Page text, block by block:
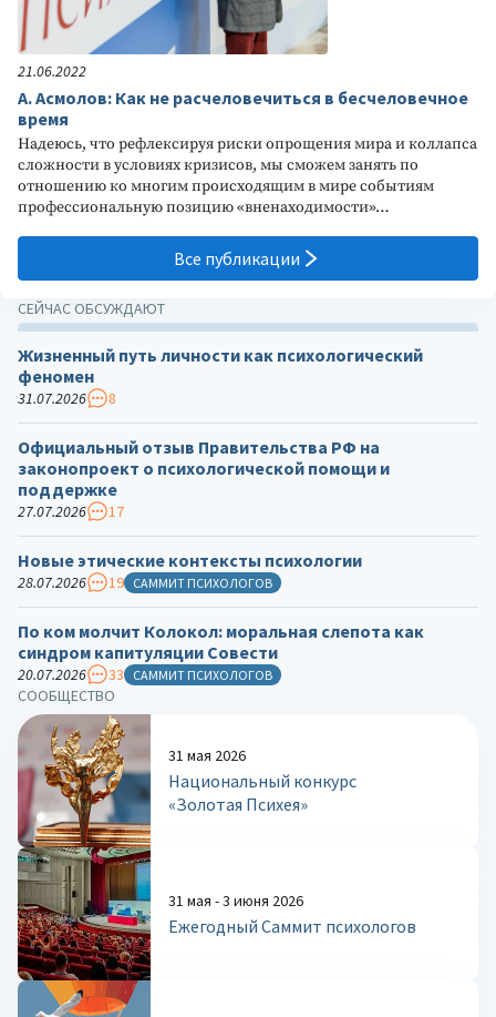
21.06.2022
А. Асмолов: Как не расчеловечиться в бесчеловечное
время
Надеюсь, что рефлексируя риски опрощения мира и коллапса
сложности в условиях кризисов, мы сможем занять по
отношению ко многим происходящим в мире событиям
профессиональную позицию «вненаходимости»…
Все публикации
СООБЩЕСТВО
31 мая 2026
Национальный конкурс
«Золотая Психея»
31 мая - 3 июня 2026
Ежегодный Саммит психологов
СЕЙЧАС ОБСУЖДАЮТ
Жизненный путь личности как психологический
феномен
31.07.2026 8
Официальный отзыв Правительства РФ на
законопроект о психологической помощи и
поддержке
27.07.2026 17
Новые этические контексты психологии
28.07.2026 19 САММИТ ПСИХОЛОГОВ
По ком молчит Колокол: моральная слепота как
синдром капитуляции Совести
20.07.2026 33 САММИТ ПСИХОЛОГОВ